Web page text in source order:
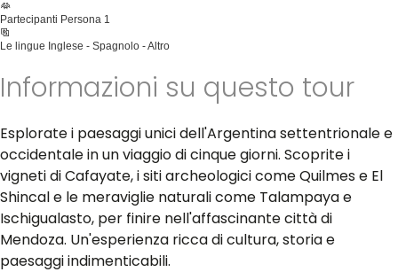
Partecipanti Persona 1
Le lingue Inglese - Spagnolo - Altro
Informazioni su questo tour
Esplorate i paesaggi unici dell'Argentina settentrionale e
occidentale in un viaggio di cinque giorni. Scoprite i
vigneti di Cafayate, i siti archeologici come Quilmes e El
Shincal e le meraviglie naturali come Talampaya e
Ischigualasto, per finire nell'affascinante città di
Mendoza. Un'esperienza ricca di cultura, storia e
paesaggi indimenticabili.